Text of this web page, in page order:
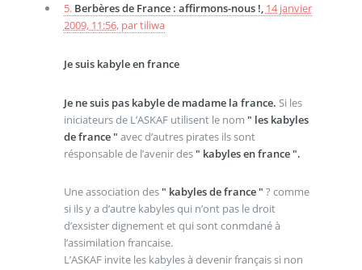
5. Berbères de France : affirmons-nous !, 14 janvier
2009, 11:56, partiliwa
Je suis kabyle en france
Je ne suis pas kabyle de madame la france. Si les
iniciateurs de L’ASKAF utilisent le nom " les kabyles
de france " avec d’autres pirates ils sont
résponsable de l’avenir des " kabyles en france ".
Une association des " kabyles de france " ? comme
si ils y a d’autre kabyles qui n’ont pas le droit
d’exsister dignement et qui sont conmdané à
l’assimilation francaise.
L’ASKAF invite les kabyles à devenir français si non